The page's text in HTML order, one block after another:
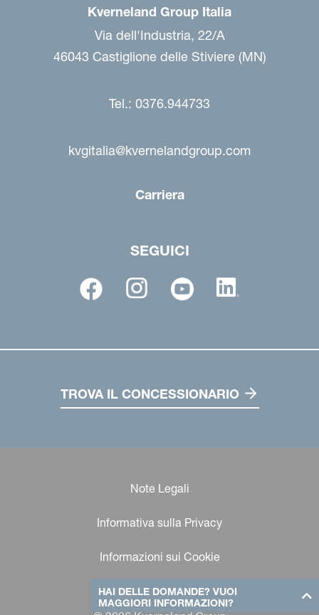
HAI DELLE DOMANDE? VUOI
MAGGIORI INFORMAZIONI?
Kverneland Group Italia
Via dell'Industria, 22/A
46043 Castiglione delle Stiviere (MN)
Tel.: 0376.944733
kvgitalia@kvernelandgroup.com
Carriera
SEGUICI
TROVA IL CONCESSIONARIO
Note Legali
Informativa sulla Privacy
Informazioni sui Cookie